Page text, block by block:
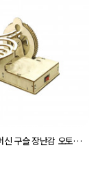
과학교구 마블머신 구슬 장난감 오토마타 키트 자체설명서